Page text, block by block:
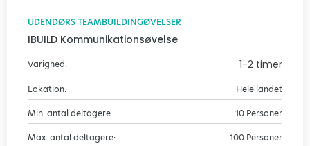
UDENDØRS TEAMBUILDINGØVELSER
IBUILD Kommunikationsøvelse
Varighed: 1-2 timer
Lokation: Hele landet
Min. antal deltagere: 10 Personer
Max. antal deltagere: 100 Personer